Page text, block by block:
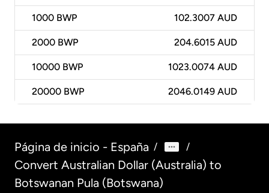
1000 BWP 102.3007 AUD
2000 BWP 204.6015 AUD
10000 BWP 1023.0074 AUD
20000 BWP 2046.0149 AUD
Página de inicio - España / /
Convert Australian Dollar (Australia) to
Botswanan Pula (Botswana)